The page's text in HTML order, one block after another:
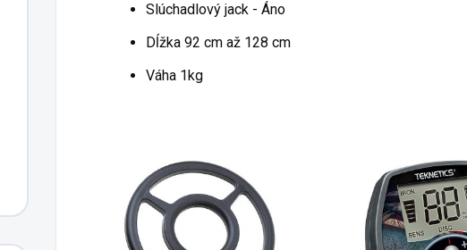
Slúchadlový jack - Áno
Dĺžka 92 cm až 128 cm
Váha 1kg